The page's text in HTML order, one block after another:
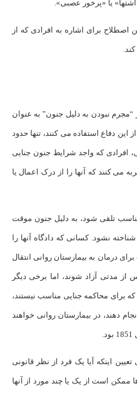
یا «پرخور عصبی».
اصطلاح برای اشاره به افرادی که از
از “مجرم نبودن به دلیل جنون” به عنوان
دفاع استفاده می کنند، تنها حدود
افرادی که واجد شرایط جنون جنایی
می کنند که آنها را از درک اعمال یا
تلقی شود، به دلیل جنون موقت
نشود. کسانی که دادگاه آنها را
درمان به بیمارستان روانی انتقال
مدتی آزاد شوند، اما برخی دیگر
برای محاکمه جنایی مناسب نیستند،
دهند، در بیمارستان روانی خواهند
اینکه آیا یک فرد از نظر قانونی
ممکن است از یک یا چند مورد از آنها